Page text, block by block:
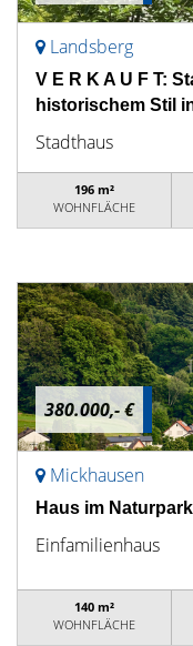
Landsberg
V E R K A U F T:
historischem Stil
Stadthaus
196 m²
WOHNFLÄCHE
380.000,- €
Mickhausen
Haus im
Einfamilienhaus
140 m²
WOHNFLÄCHE